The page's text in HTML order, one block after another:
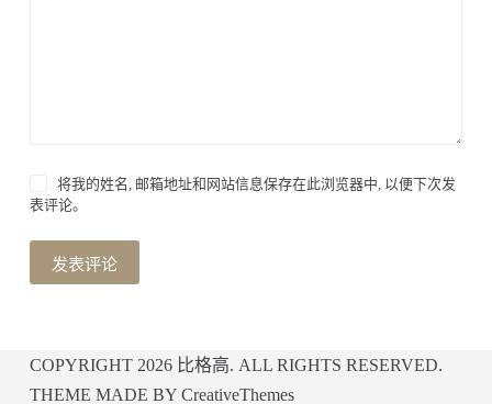
将我的姓名, 邮箱地址和网站信息保存在此浏览器中, 以便下次发
表评论。
发表评论
COPYRIGHT 2026 比格高. ALL RIGHTS RESERVED.
THEME MADE BY CreativeThemes